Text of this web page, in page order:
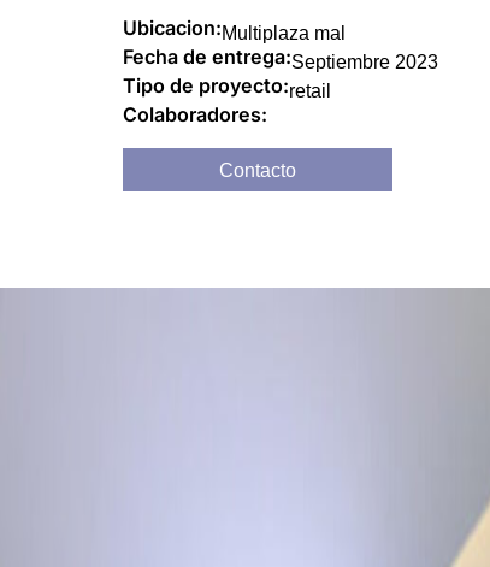
Ubicacion:Multiplaza mal
Fecha de entrega:Septiembre 2023
Tipo de proyecto:retail
Colaboradores:
Contacto